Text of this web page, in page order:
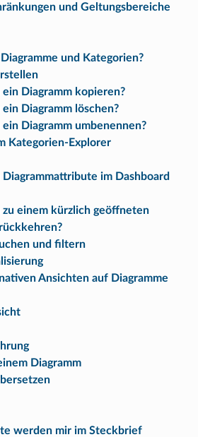
und Geltungsbereiche
und Kategorien?
Diagramm kopieren?
Diagramm löschen?
Diagramm umbenennen?
Kategorien-Explorer
im Dashboard
einem kürzlich geöffneten
und filtern
Ansichten auf Diagramme
Diagramm
werden mir im Steckbrief